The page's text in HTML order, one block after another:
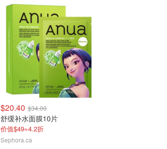
$20.40 $34.00
舒缓补水面膜10片
价值$49=4.2折
Sephora.ca